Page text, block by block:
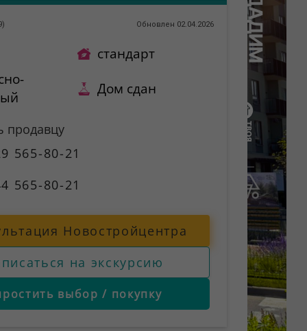
) Обновлен 02.04.2026
стандарт
Дом сдан
продавцу
565-80-21
565-80-21
Новостройцентра
на экскурсию
выбор / покупку